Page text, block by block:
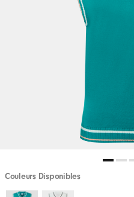
Couleurs Disponibles